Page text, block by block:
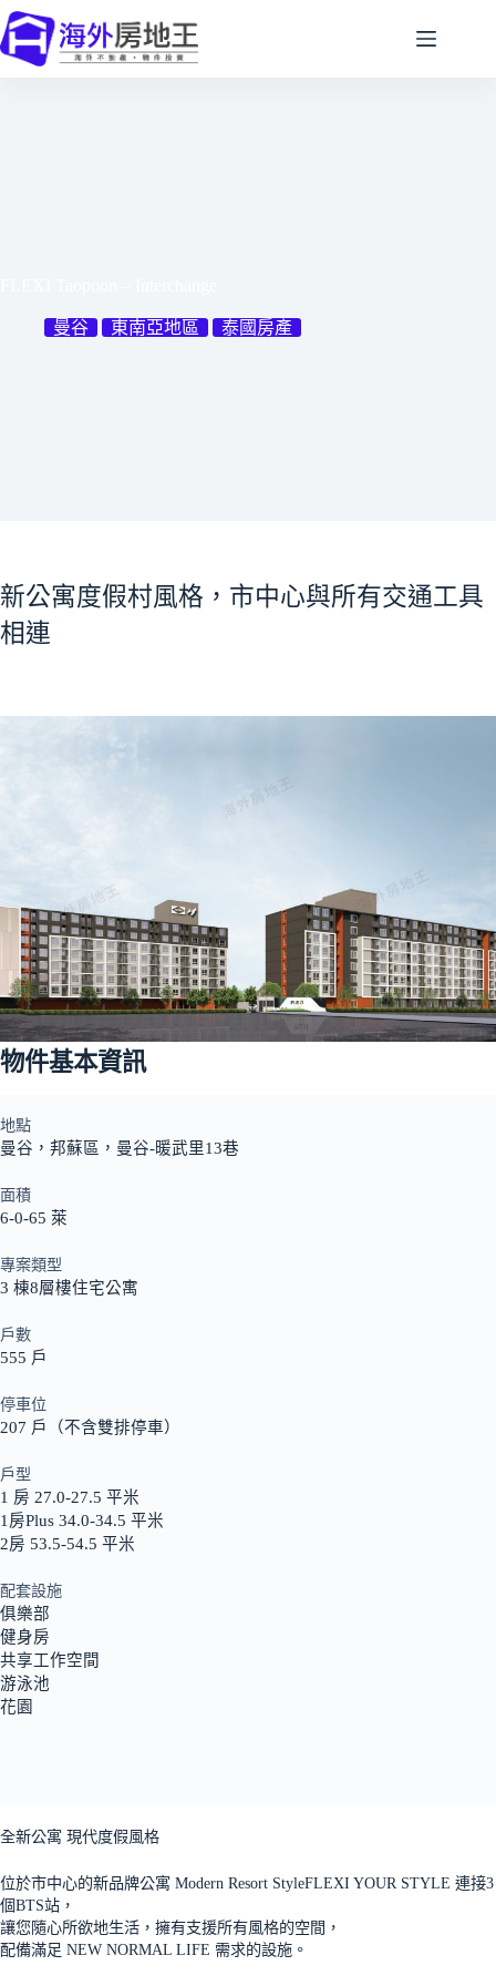
跳
至
曼谷 東南亞地區 泰國房產
新公寓度假村風格，市中心與所有交通工具
相連
物件基本資訊
地點
曼谷，邦蘇區，曼谷-暖武里13巷
面積
6-0-65 萊
專案類型
3 棟8層樓住宅公寓
戶數
555 戶
停車位
207 戶（不含雙排停車）
戶型
1 房 27.0-27.5 平米
1房Plus 34.0-34.5 平米
2房 53.5-54.5 平米
配套設施
俱樂部
健身房
共享工作空間
游泳池
花園
全新公寓 現代度假風格
位於市中心的新品牌公寓 Modern Resort StyleFLEXI YOUR STYLE 連接3
個BTS站，
讓您隨心所欲地生活，擁有支援所有風格的空間，
配備滿足 NEW NORMAL LIFE 需求的設施。